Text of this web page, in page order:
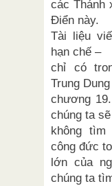
các Thánh
Điển này.
Tài liệu
hạn chế –
chỉ có
Trung
chương
chúng ta sẽ
không
công đức to
lớn của
chúng ta